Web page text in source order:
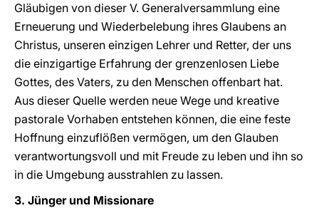
Gläubigen von dieser V. Generalversammlung eine
Erneuerung und Wiederbelebung ihres Glaubens an
Christus, unseren einzigen Lehrer und Retter, der uns
die einzigartige Erfahrung der grenzenlosen Liebe
Gottes, des Vaters, zu den Menschen offenbart hat.
Aus dieser Quelle werden neue Wege und kreative
pastorale Vorhaben entstehen können, die eine feste
Hoffnung einzuflößen vermögen, um den Glauben
verantwortungsvoll und mit Freude zu leben und ihn so
in die Umgebung ausstrahlen zu lassen.
3. Jünger und Missionare